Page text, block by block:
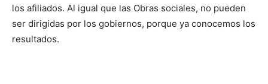
los afiliados. Al igual que las Obras sociales, no pueden
ser dirigidas por los gobiernos, porque ya conocemos los
resultados.